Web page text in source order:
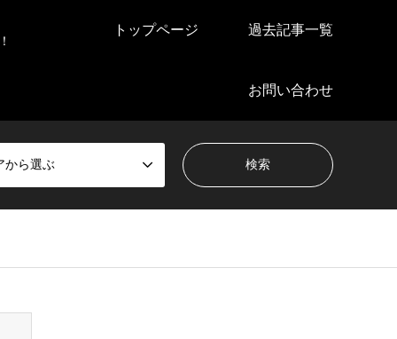
トップページ 過去記事一覧
お問い合わせ
から選ぶ